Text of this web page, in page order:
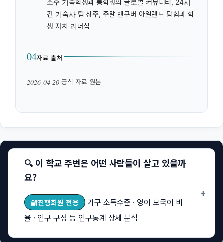
소수 기숙학생과 통학생의 글로벌 커뮤니티, 24시
간 기숙사 팀 상주, 주말 밴쿠버 아일랜드 탐험과 학
생 자치 리더십
04자료 출처
2026-04-20·공식 자료 원본
🔍 이 학교 주변은 어떤 사람들이 살고 있을까
요?
🔐진행회원 전용
가구 소득수준 · 영어 모국어 비
율 · 인구 구성 등 인구통계 상세 분석
+